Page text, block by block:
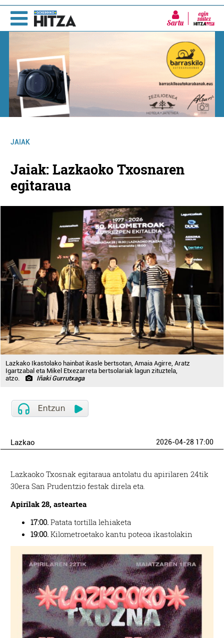
Sartu
JAIAK
Jaiak: Lazkaoko Txosnaren
egitaraua
Lazkako Ikastolako hainbat ikasle bertsotan, Amaia Agirre, Aratz
Igartzabal eta Mikel Etxezarreta bertsolariak lagun zituztela,
atzo.
Iñaki Gurrutxaga
Lazkao 2026-04-28 17:00
Lazkaoko Txosnak egitaraua antolatu du apirilaren 24tik
30era San Prudentzio festak direla eta.
Apirilak 28, asteartea
17:00. Patata tortilla lehiaketa
19:00. Kilometroetako kantu poteoa ikastolakin